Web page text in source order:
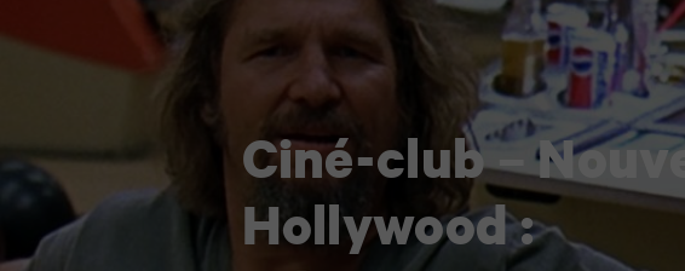
Héritage
Ciné-club – Nouvel
Hollywood :